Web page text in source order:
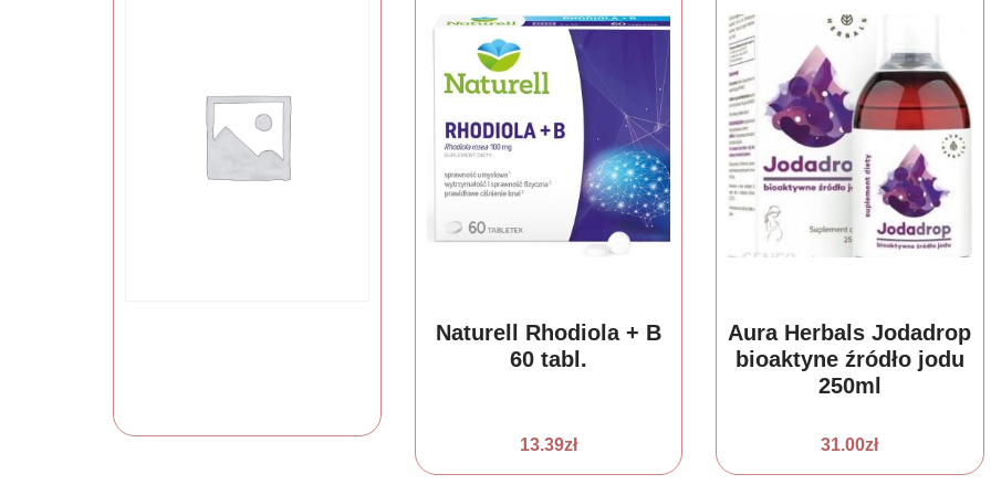
Naturell Rhodiola + B
60 tabl.
13.39zł
Aura Herbals Jodadrop
bioaktyne źródło jodu
250ml
31.00zł